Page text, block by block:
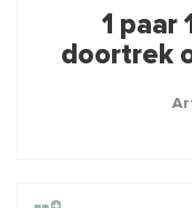
voor je?
1 paar
doortrek